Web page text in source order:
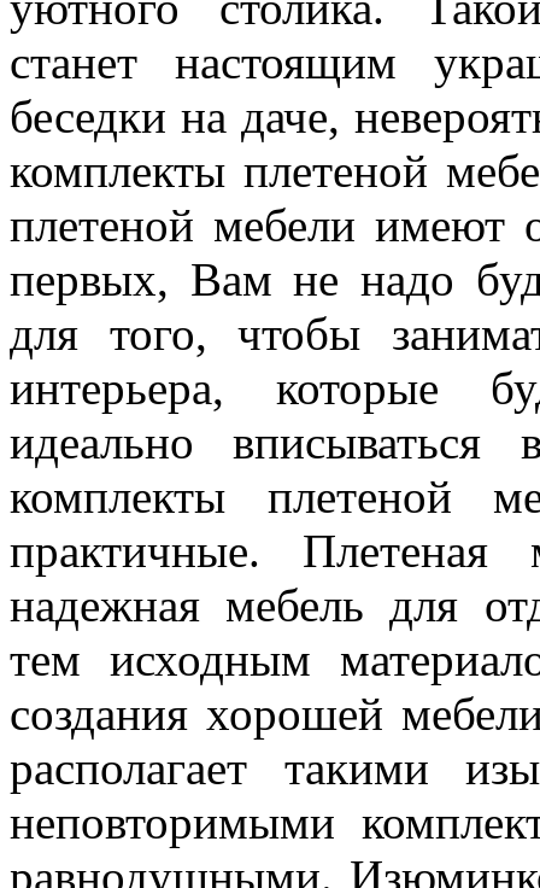
станет настоящим
беседки на даче,
комплекты плетеной
плетеной мебели имеют
первых, Вам не надо
для того, чтобы
интерьера, которые
идеально
комплекты плетеной
практичные.
надежная мебель для
тем исходным
создания хорошей
располагает такими
неповторимыми
равнодушными.